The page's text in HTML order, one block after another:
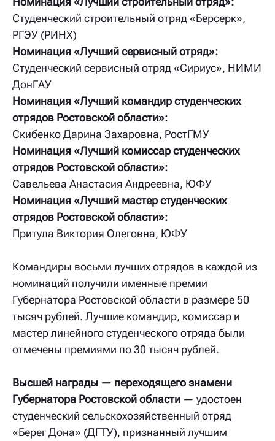
Студенческий строительный отряд «Берсерк»,
РГЭУ (РИНХ)
Номинация «Лучший сервисный отряд»:
Студенческий сервисный отряд «Сириус», НИМИ
ДонГАУ
Номинация «Лучший командир студенческих
отрядов Ростовской области»:
Скибенко Дарина Захаровна, РостГМУ
Номинация «Лучший комиссар студенческих
отрядов Ростовской области»:
Савельева Анастасия Андреевна, ЮФУ
Номинация «Лучший мастер студенческих
отрядов Ростовской области»:
Притула Виктория Олеговна, ЮФУ
Командиры восьми лучших отрядов в каждой из
номинаций получили именные премии
Губернатора Ростовской области в размере 50
тысяч рублей. Лучшие командир, комиссар и
мастер линейного студенческого отряда были
отмечены премиями по 30 тысяч рублей.
Высшей награды — переходящего знамени
Губернатора Ростовской области — удостоен
студенческий сельскохозяйственный отряд
«Берег Дона» (ДГТУ), признанный лучшим